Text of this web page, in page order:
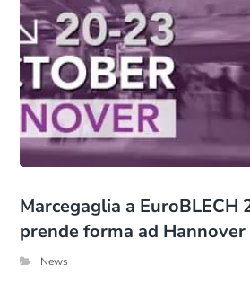
Marcegaglia a EuroBLECH
prende forma ad Hannover
News